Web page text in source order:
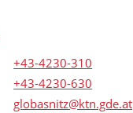
+43-4230-310
+43-4230-630
globasnitz@ktn.gde.at